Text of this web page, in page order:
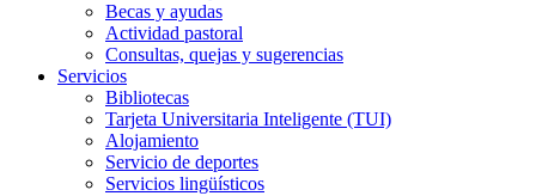
Becas y ayudas
Actividad pastoral
Consultas, quejas y sugerencias
Servicios
Bibliotecas
Tarjeta Universitaria Inteligente (TUI)
Alojamiento
Servicio de deportes
Servicios lingüísticos